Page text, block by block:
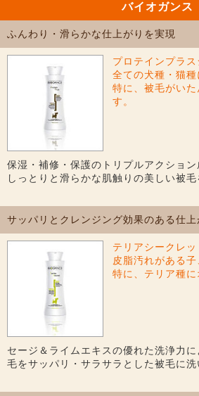
バイオガンス
ふんわり・滑らかな仕上がりを実現
プロテインプラ
全ての犬種・猫種
特に、被毛がい
す。
保湿・補修・保護のトリプルアクション
しっとりと滑らかな肌触りの美しい被毛
サッパリとクレンジング効果のある仕上
テリアシークレ
皮脂汚れがある
特に、テリア種に
セージ＆ライムエキスの優れた洗浄力
毛をサッパリ・サラサラとした被毛に洗